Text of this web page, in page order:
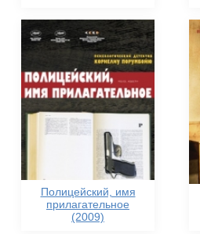
Полицейский, имя
прилагательное
(2009)